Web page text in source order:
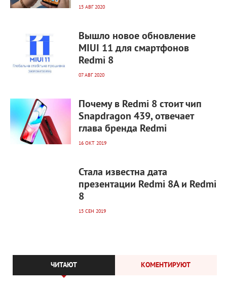
15 АВГ 2020
Вышло новое обновление
MIUI 11 для смартфонов
Redmi 8
07 АВГ 2020
Почему в Redmi 8 стоит чип
Snapdragon 439, отвечает
глава бренда Redmi
16 ОКТ 2019
Стала известна дата
презентации Redmi 8A и Redmi
8
15 СЕН 2019
ЧИТАЮТ КОМЕНТИРУЮТ